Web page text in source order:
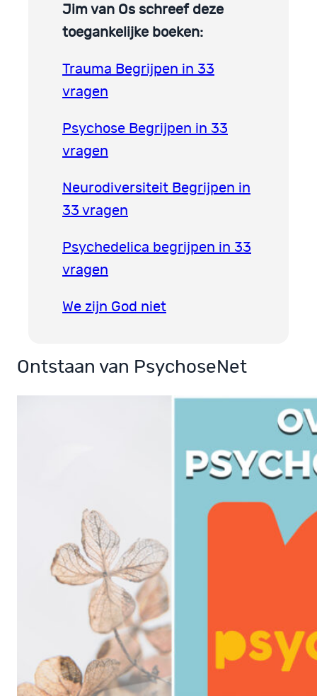
Jim van Os schreef deze
toegankelijke boeken:
Trauma Begrijpen in 33
vragen
Psychose Begrijpen in 33
vragen
Neurodiversiteit Begrijpen in
33 vragen
Psychedelica begrijpen in 33
vragen
We zijn God niet
Ontstaan van PsychoseNet